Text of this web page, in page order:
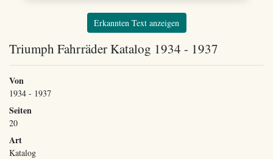
Erkannten Text anzeigen
Triumph Fahrräder Katalog 1934 - 1937
Von
1934 - 1937
Seiten
20
Art
Katalog